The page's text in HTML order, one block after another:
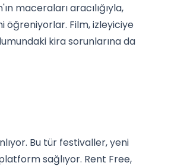
maceraları aracılığıyla,
öğreniyorlar. Film, izleyiciye
kira sorunlarına da
Bu tür festivaller, yeni
sağlıyor. Rent Free,